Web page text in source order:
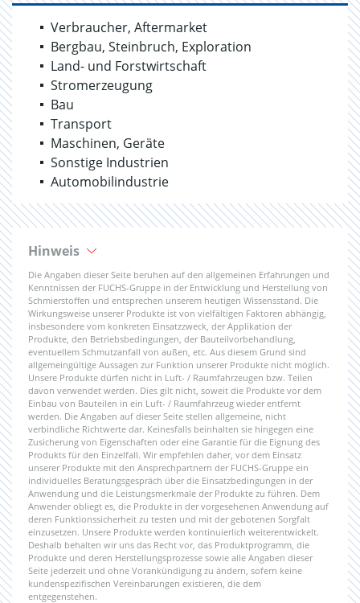
Verbraucher, Aftermarket
Bergbau, Steinbruch, Exploration
Land- und Forstwirtschaft
Stromerzeugung
Bau
Transport
Maschinen, Geräte
Sonstige Industrien
Automobilindustrie
Hinweis
Die Angaben dieser Seite beruhen auf den allgemeinen Erfahrungen und
Kenntnissen der FUCHS-Gruppe in der Entwicklung und Herstellung von
Schmierstoffen und entsprechen unserem heutigen Wissensstand. Die
Wirkungsweise unserer Produkte ist von vielfältigen Faktoren abhängig,
insbesondere vom konkreten Einsatzzweck, der Applikation der
Produkte, den Betriebsbedingungen, der Bauteilvorbehandlung,
eventuellem Schmutzanfall von außen, etc. Aus diesem Grund sind
allgemeingültige Aussagen zur Funktion unserer Produkte nicht möglich.
Unsere Produkte dürfen nicht in Luft- / Raumfahrzeugen bzw. Teilen
davon verwendet werden. Dies gilt nicht, soweit die Produkte vor dem
Einbau von Bauteilen in ein Luft- / Raumfahrzeug wieder entfernt
werden. Die Angaben auf dieser Seite stellen allgemeine, nicht
verbindliche Richtwerte dar. Keinesfalls beinhalten sie hingegen eine
Zusicherung von Eigenschaften oder eine Garantie für die Eignung des
Produkts für den Einzelfall. Wir empfehlen daher, vor dem Einsatz
unserer Produkte mit den Ansprechpartnern der FUCHS-Gruppe ein
individuelles Beratungsgespräch über die Einsatzbedingungen in der
Anwendung und die Leistungsmerkmale der Produkte zu führen. Dem
Anwender obliegt es, die Produkte in der vorgesehenen Anwendung auf
deren Funktionssicherheit zu testen und mit der gebotenen Sorgfalt
einzusetzen. Unsere Produkte werden kontinuierlich weiterentwickelt.
Deshalb behalten wir uns das Recht vor, das Produktprogramm, die
Produkte und deren Herstellungsprozesse sowie alle Angaben dieser
Seite jederzeit und ohne Vorankündigung zu ändern, sofern keine
kundenspezifischen Vereinbarungen existieren, die dem
entgegenstehen.